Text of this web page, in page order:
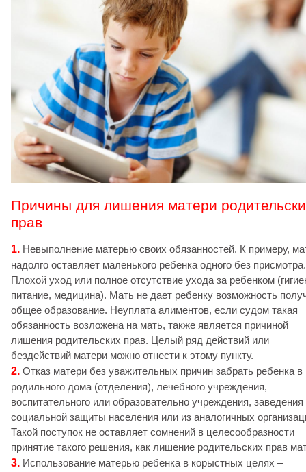
Причины для лишения матери
прав
1. Невыполнение матерью своих обязанностей. К примеру,
надолго оставляет маленького ребенка одного без присмотра.
Плохой уход или полное отсутствие ухода за ребенком
питание, медицина). Мать не дает ребенку возможность
общее образование. Неуплата алиментов, если судом такая
обязанность возложена на мать, также является причиной
лишения родительских прав. Целый ряд действий или
бездействий матери можно отнести к этому пункту.
2. Отказ матери без уважительных причин забрать ребенка в
родильного дома (отделения), лечебного учреждения,
воспитательного или образовательно учреждения, заведения
социальной защиты населения или из аналогичных
Такой поступок не оставляет сомнений в целесообразности
принятие такого решения, как лишение родительских прав
3. Использование матерью ребенка в корыстных целях –